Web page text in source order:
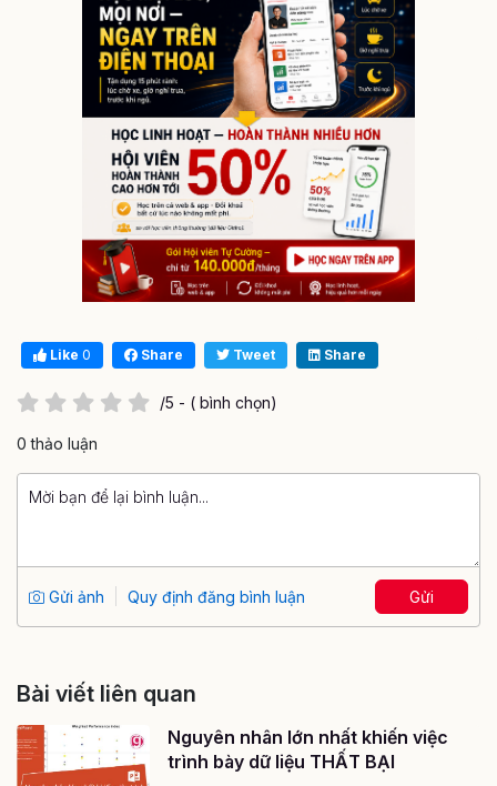
Like 0 Share Tweet Share
/5 - ( bình chọn)
0 thảo luận
Gửi ảnh Quy định đăng bình luận Gửi
Bài viết liên quan
Nguyên nhân lớn nhất khiến việc
trình bày dữ liệu THẤT BẠI